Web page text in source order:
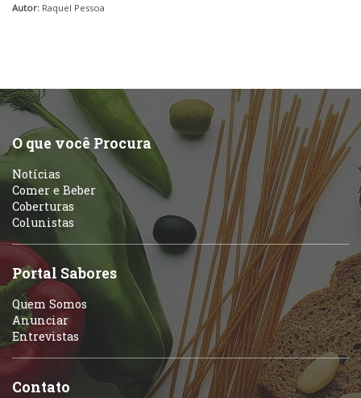
Autor: Raquel Pessoa
O que você Procura
Notícias
Comer e Beber
Coberturas
Colunistas
Portal Sabores
Quem Somos
Anunciar
Entrevistas
Contato